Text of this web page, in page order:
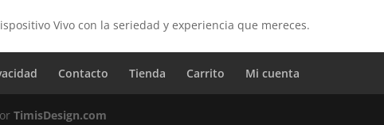
Vivo con la seriedad y experiencia que mereces.
Contacto Tienda Carrito Mi cuenta
TimisDesign.com